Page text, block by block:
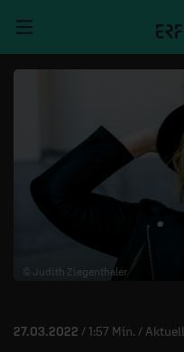
TALKWERK
REPORTAGE
RADIO
DEINE APP
MITMACHEN
© Judith Ziegenthaler
27.03.2022 / 1:57 Min. / Aktuell